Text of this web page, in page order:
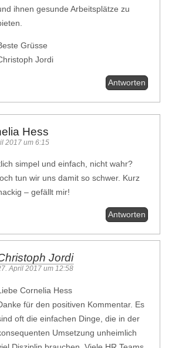
ihnen gesunde Arbeitsplätze zu
Grüsse
Jordi
Antworten
Hess
2017 um 6:15
simpel und einfach, nicht wahr?
tun wir uns damit so schwer. Kurz
– gefällt mir!
Antworten
Jordi
April 2017 um 12:58
Cornelia Hess
für den positiven Kommentar. Es
oft die einfachen Dinge, die in der
Umsetzung unheimlich